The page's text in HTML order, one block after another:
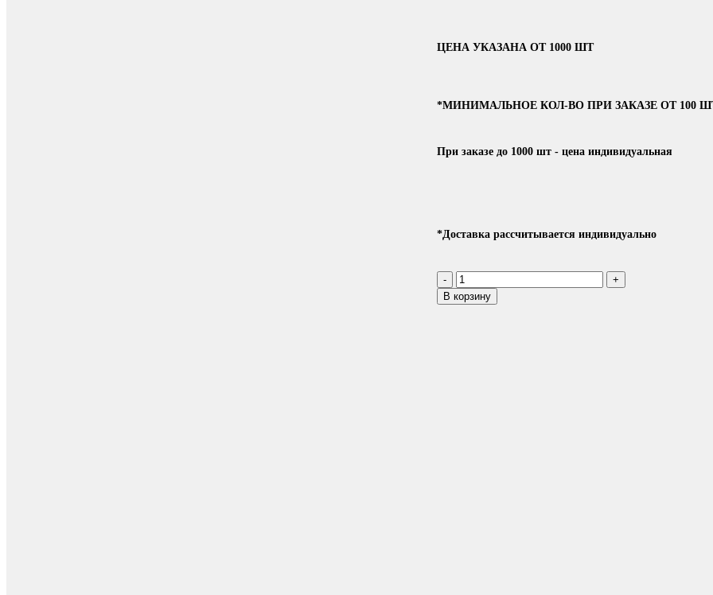
ЦЕНА УКАЗАНА ОТ 1000 ШТ
*МИНИМАЛЬНОЕ КОЛ-ВО ПРИ ЗАКАЗЕ ОТ 100
При заказе до 1000 шт - цена индивидуальная
*Доставка рассчитывается индивидуально
В корзину